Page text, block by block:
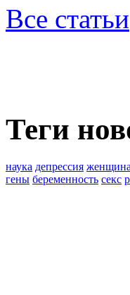
Все статьи
Теги
наука депрессия женщина
гены беременность секс